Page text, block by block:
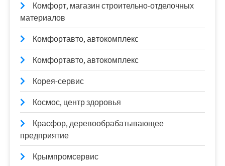
Комфорт, магазин строительно-отделочных
материалов
Комфортавто, автокомплекс
Комфортавто, автокомплекс
Корея-сервис
Космос, центр здоровья
Красфор, деревообрабатывающее
предприятие
Крымпромсервис